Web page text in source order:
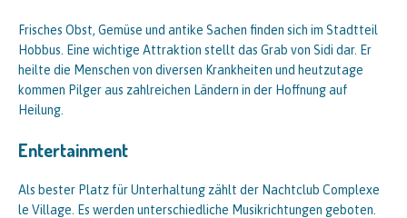
Frisches Obst, Gemüse und antike Sachen finden sich im Stadtteil
Hobbus. Eine wichtige Attraktion stellt das Grab von Sidi dar. Er
heilte die Menschen von diversen Krankheiten und heutzutage
kommen Pilger aus zahlreichen Ländern in der Hoffnung auf
Heilung.
Entertainment
Als bester Platz für Unterhaltung zählt der Nachtclub Complexe
le Village. Es werden unterschiedliche Musikrichtungen geboten.